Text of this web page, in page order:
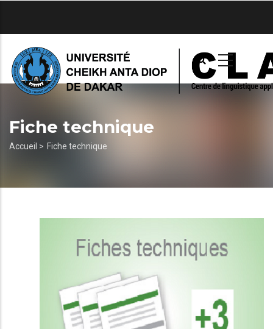
principal
Fiche technique
Fil
Accueil > Fiche technique